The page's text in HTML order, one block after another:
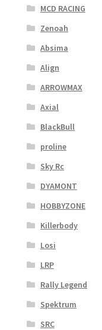
MCD RACING
Zenoah
Absima
Align
ARROWMAX
Axial
BlackBull
proline
Sky Rc
DYAMONT
HOBBYZONE
Killerbody
Losi
LRP
Rally Legend
Spektrum
SRC